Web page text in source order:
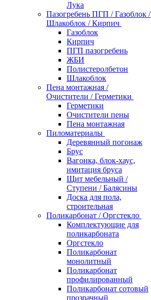
Лука
Пазогребень ПГП / Газоблок /
Шлакоблок / Кирпич
Газоблок
Кирпич
ПГП пазогребень
ЖБИ
Полистеролбетон
Шлакоблок
Пена монтажная /
Очистители / Герметики
Герметики
Очистители пены
Пена монтажная
Пиломатериалы
Деревянный погонаж
Брус
Вагонка, блок-хаус,
имитация бруса
Щит мебельный /
Ступени / Балясины
Доска для пола,
строительная
Поликарбонат / Оргстекло
Комплектующие для
поликарбоната
Оргстекло
Поликарбонат
монолитный
Поликарбонат
профилированный
Поликарбонат сотовый
прозрачный